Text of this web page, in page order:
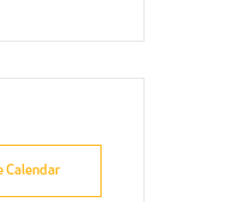
Calendar